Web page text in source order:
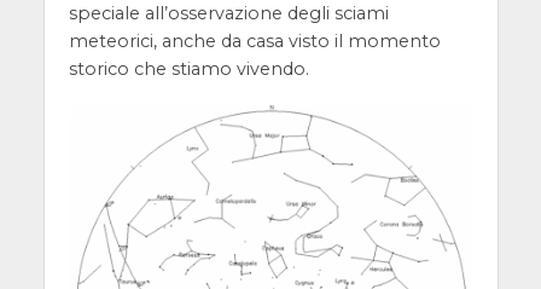
speciale all’osservazione degli sciami
meteorici, anche da casa visto il momento
storico che stiamo vivendo.